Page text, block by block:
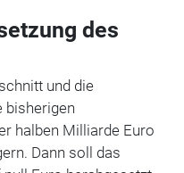
des
und die
bisherigen
halben Milliarde Euro
Dann soll das